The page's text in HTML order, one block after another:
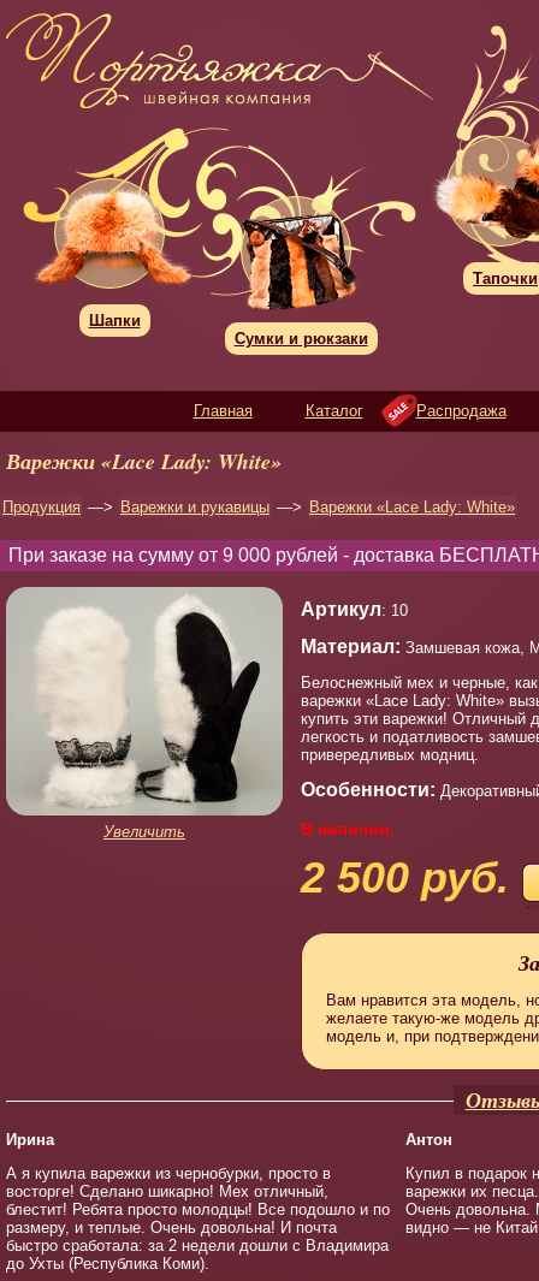
Шапки
Сумки и рюкзаки
Тапочки
Главная Каталог Распродажа
Варежки «Lace Lady: White»
Продукция —> Варежки и рукавицы —> Варежки «Lace Lady: White»
При заказе на сумму от 9 000 рублей - доставка
Увеличить
Артикул: 10
Материал: Замшевая кожа,
Белоснежный мех и черные,
варежки «Lace Lady: White»
купить эти варежки! Отличный
легкость и податливость
привередливых модниц.
Особенности:
В наличии.
2 500 руб.
Вам нравится эта модель,
желаете такую-же модель
модель и, при
Ирина
А я купила варежки из чернобурки, просто в
восторге! Сделано шикарно! Мех отличный,
блестит! Ребята просто молодцы! Все подошло и по
размеру, и теплые. Очень довольна! И почта
быстро сработала: за 2 недели дошли с Владимира
до Ухты (Республика Коми).
Антон
Купил в подарок
варежки их
Очень довольна.
видно — не